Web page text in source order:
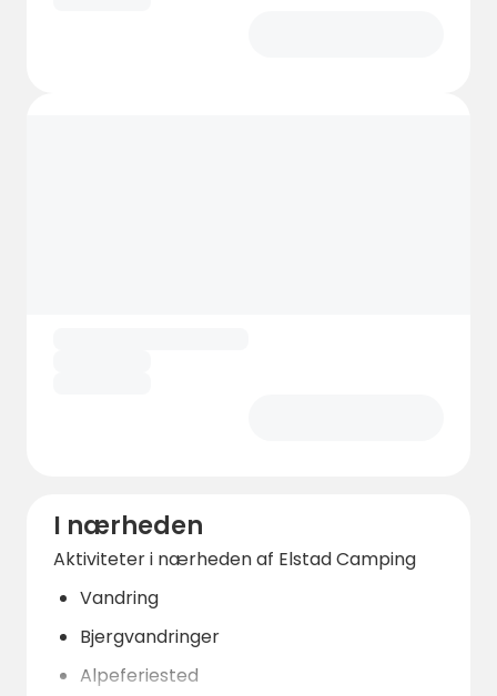
I nærheden
Aktiviteter i nærheden af ​​Elstad Camping
Vandring
Bjergvandringer
Alpeferiested